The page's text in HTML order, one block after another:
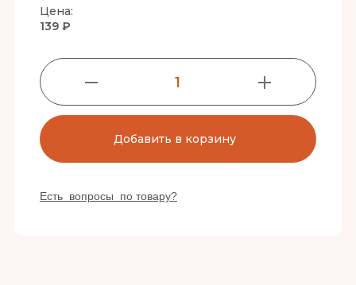
Цена:
139 ₽
1
Добавить в корзину
Есть вопросы по товару?